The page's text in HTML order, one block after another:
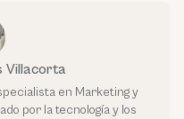
Villacorta
en Marketing y
por la tecnología y los